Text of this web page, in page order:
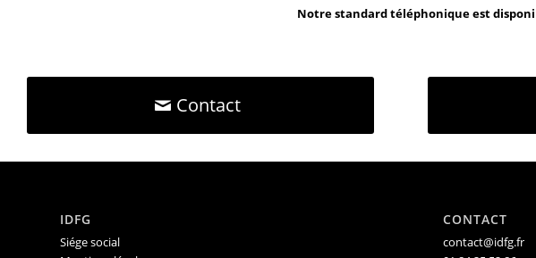
Notre standard téléphonique est
Contact
IDFG
Siége social
CONTACT
contact@idfg.fr